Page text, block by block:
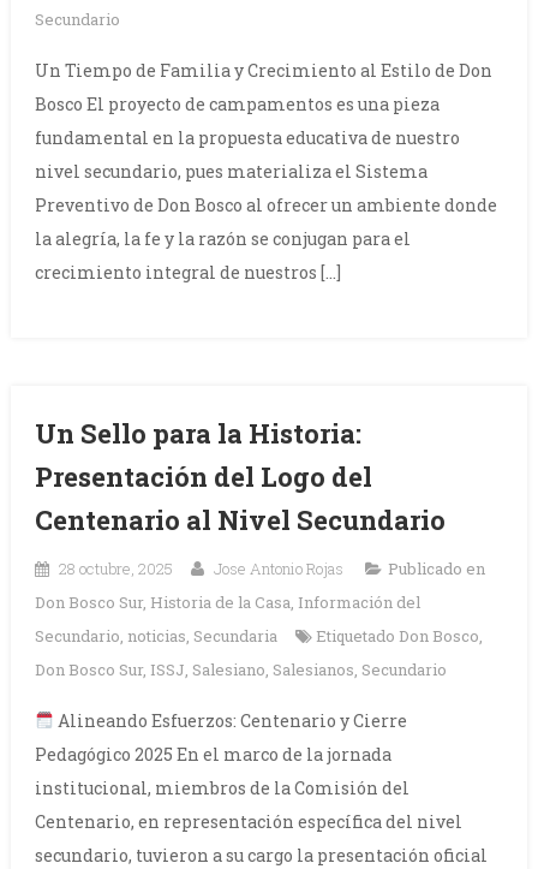
Secundario
Un Tiempo de Familia y Crecimiento al Estilo de Don
Bosco El proyecto de campamentos es una pieza
fundamental en la propuesta educativa de nuestro
nivel secundario, pues materializa el Sistema
Preventivo de Don Bosco al ofrecer un ambiente donde
la alegría, la fe y la razón se conjugan para el
crecimiento integral de nuestros […]
Un Sello para la Historia:
Presentación del Logo del
Centenario al Nivel Secundario
28 octubre, 2025 Jose Antonio Rojas
Publicado en
Don Bosco Sur, Historia de la Casa, Información del
Secundario, noticias, Secundaria Etiquetado Don Bosco,
Don Bosco Sur, ISSJ, Salesiano, Salesianos, Secundario
Alineando Esfuerzos: Centenario y Cierre
Pedagógico 2025 En el marco de la jornada
institucional, miembros de la Comisión del
Centenario, en representación específica del nivel
secundario, tuvieron a su cargo la presentación oficial